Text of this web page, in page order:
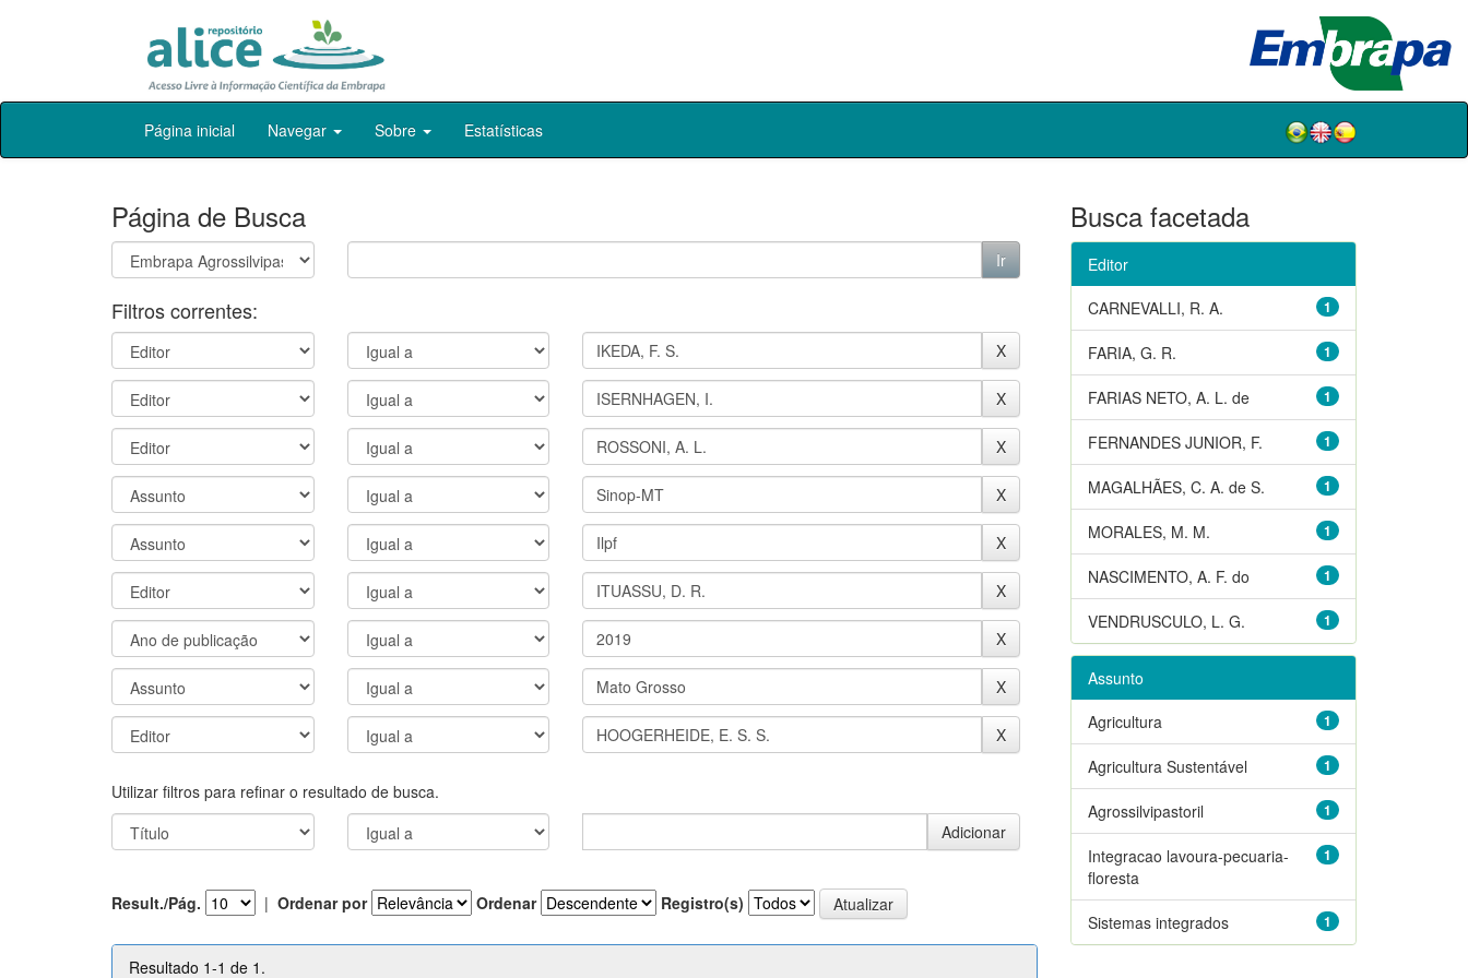
Skip
Página inicial Navegar Sobre Estatísticas
Página de Busca
Filtros correntes:
Utilizar filtros para refinar o resultado de busca.
Result./Pág. | Ordenar por Ordenar Registro(s)
Resultado 1-1 de 1.
Busca facetada
Editor
1
CARNEVALLI, R. A.
1
FARIA, G. R.
1
FARIAS NETO, A. L. de
1
FERNANDES JUNIOR, F.
1
MAGALHÃES, C. A. de S.
1
MORALES, M. M.
1
NASCIMENTO, A. F. do
1
VENDRUSCULO, L. G.
Assunto
1
Agricultura
1
Agricultura Sustentável
1
Agrossilvipastoril
1
Integracao lavoura-pecuaria-
floresta
1
Sistemas integrados